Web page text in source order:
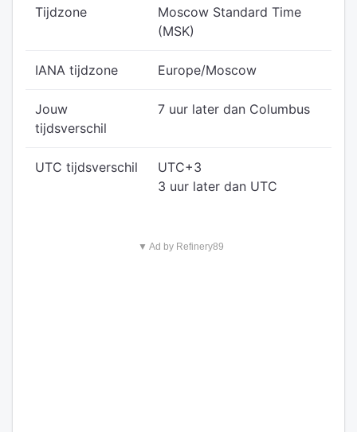
Tijdzone
Moscow Standard Time
(MSK)
IANA tijdzone Europe/Moscow
Jouw
tijdsverschil
7 uur later dan Columbus
UTC tijdsverschil
UTC+3
3 uur later dan UTC
▼ Ad by Refinery89